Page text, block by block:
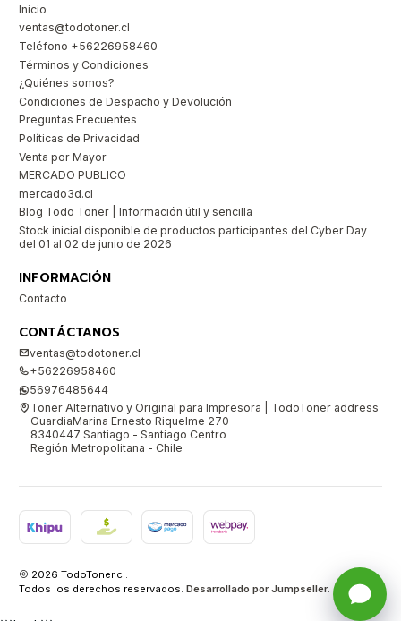
Inicio
ventas@todotoner.cl
Teléfono +56226958460
Términos y Condiciones
¿Quiénes somos?
Condiciones de Despacho y Devolución
Preguntas Frecuentes
Políticas de Privacidad
Venta por Mayor
MERCADO PUBLICO
mercado3d.cl
Blog Todo Toner | Información útil y sencilla
Stock inicial disponible de productos participantes del Cyber Day
del 01 al 02 de junio de 2026
INFORMACIÓN
Contacto
CONTÁCTANOS
ventas@todotoner.cl
+56226958460
56976485644
Toner Alternativo y Original para Impresora | TodoToner address
GuardiaMarina Ernesto Riquelme 270
8340447 Santiago - Santiago Centro
Región Metropolitana - Chile
2026 TodoToner.cl.
Todos los derechos reservados. Desarrollado por Jumpseller.